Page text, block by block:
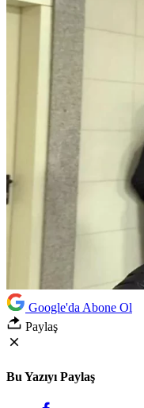
Google'da Abone Ol
Paylaş
Bu Yazıyı Paylaş